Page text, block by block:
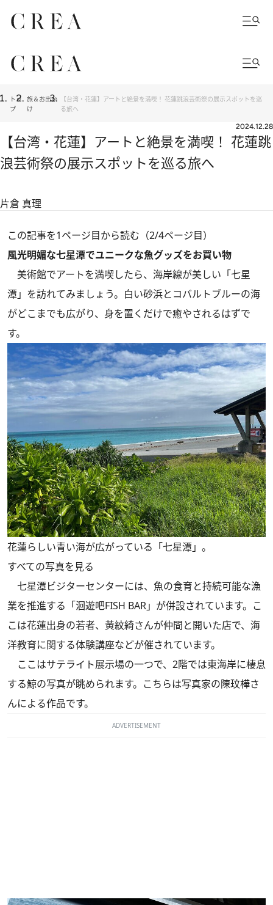
トッ
プ
旅＆お出か
け
【台湾・花蓮】アートと絶景を満喫！ 花蓮跳浪芸術祭の展示スポットを巡
る旅へ
2024.12.28
【台湾・花蓮】アートと絶景を満喫！ 花蓮跳
浪芸術祭の展示スポットを巡る旅へ
片倉 真理
この記事を1ページ目から読む（2/4ページ目）
風光明媚な七星潭でユニークな魚グッズをお買い物
美術館でアートを満喫したら、海岸線が美しい「七星
潭」を訪れてみましょう。白い砂浜とコバルトブルーの海
がどこまでも広がり、身を置くだけで癒やされるはずで
す。
花蓮らしい青い海が広がっている「七星潭」。
すべての写真を見る
七星潭ビジターセンターには、魚の食育と持続可能な漁
業を推進する「洄遊吧FISH BAR」が併設されています。こ
こは花蓮出身の若者、黃紋綺さんが仲間と開いた店で、海
洋教育に関する体験講座などが催されています。
ここはサテライト展示場の一つで、2階では東海岸に棲息
する鯨の写真が眺められます。こちらは写真家の陳玟樺さ
んによる作品です。
ADVERTISEMENT